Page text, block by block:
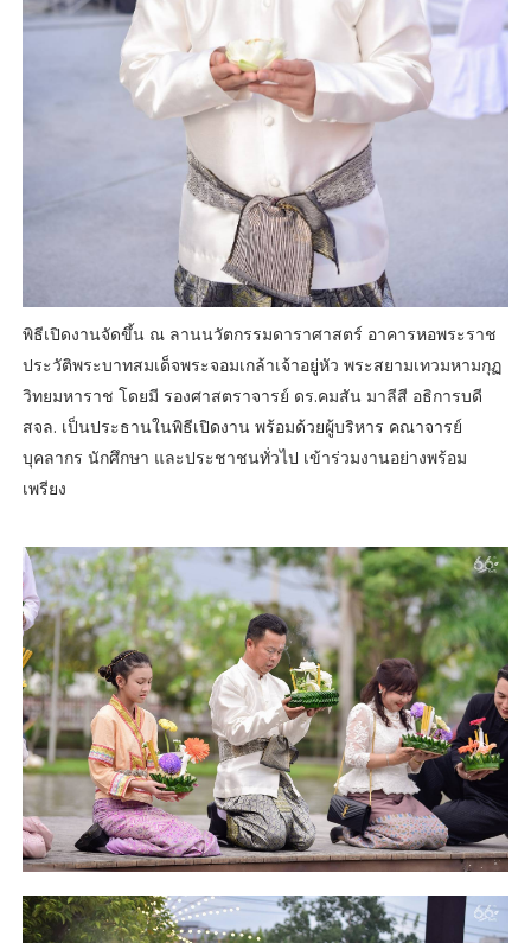
พิธีเปิดงานจัดขึ้น ณ ลานนวัตกรรมดาราศาสตร์ อาคารหอพระราช
ประวัติพระบาทสมเด็จพระจอมเกล้าเจ้าอยู่หัว พระสยามเทวมหามกุฏ
วิทยมหาราช โดยมี รองศาสตราจารย์ ดร.คมสัน มาลีสี อธิการบดี
สจล. เป็นประธานในพิธีเปิดงาน พร้อมด้วยผู้บริหาร คณาจารย์
บุคลากร นักศึกษา และประชาชนทั่วไป เข้าร่วมงานอย่างพร้อม
เพรียง